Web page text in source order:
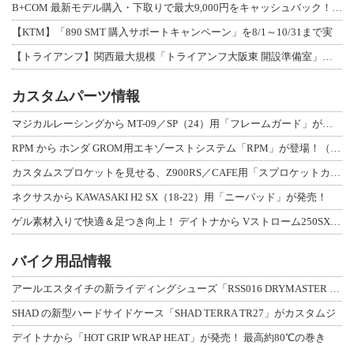
B+COM 最新モデル購入・下取りで最大9,000円をキャッシュバック！「B+F
【KTM】「890 SMT 購入サポートキャンペーン」を8/1～10/31まで実
【トライアンフ】関西最大規模「トライアンフ大阪東 開設準備室」がオープン！ 限定
カスタムパーツ情報
マジカルレーシングから MT-09／SP（24）用「フレームガード」が登場！
RPM から ホンダ GROM用エキゾーストシステム「RPM」が登場！（動画あり
カスタムスプロケットを見せる、Z900RS／CAFE用「スプロケットカバーフルキ
ネクサスから KAWASAKI H2 SX（18-22）用「ニーパッド」が発売！
ゲル素材入りで快適＆足つき向上！ デイトナから Vストローム250SX用「快適ロ
バイク用品情報
アールエスタイチの新ライディングシューズ「RSS016 DRYMASTER スト
SHAD の新型ハードサイドケース「SHAD TERRA TR27」がカスタムジ
デイトナから「HOT GRIP WRAP HEAT」が発売！ 最高約80℃の巻き